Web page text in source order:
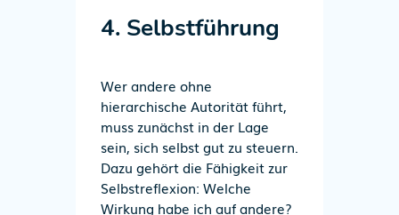
4. Selbstführung
Wer andere ohne
hierarchische Autorität führt,
muss zunächst in der Lage
sein, sich selbst gut zu steuern.
Dazu gehört die Fähigkeit zur
Selbstreflexion: Welche
Wirkung habe ich auf andere?